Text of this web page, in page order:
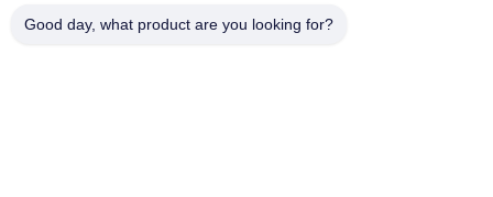
Good day, what product are you looking for?